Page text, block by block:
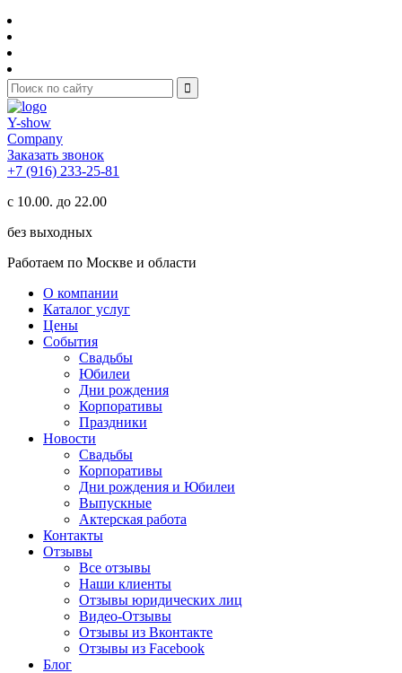
Y-show
Company
Заказать звонок
+7 (916) 233-25-81
с 10.00. до 22.00
без выходных
Работаем по Москве и области
О компании
Каталог услуг
Цены
События
Свадьбы
Юбилеи
Дни рождения
Корпоративы
Праздники
Новости
Свадьбы
Корпоративы
Дни рождения и Юбилеи
Выпускные
Актерская работа
Контакты
Отзывы
Все отзывы
Наши клиенты
Отзывы юридических лиц
Видео-Отзывы
Отзывы из Вконтакте
Отзывы из Facebook
Блог